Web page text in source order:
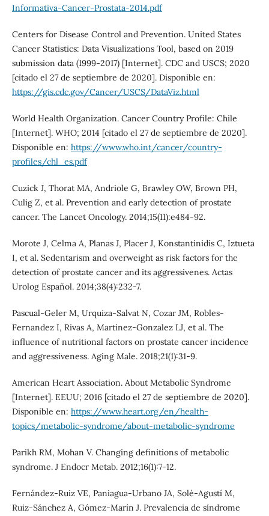
Informativa-Cancer-Prostata-2014.pdf
Centers for Disease Control and Prevention. United States
Cancer Statistics: Data Visualizations Tool, based on 2019
submission data (1999-2017) [Internet]. CDC and USCS; 2020
[citado el 27 de septiembre de 2020]. Disponible en:
https://gis.cdc.gov/Cancer/USCS/DataViz.html
World Health Organization. Cancer Country Profile: Chile
[Internet]. WHO; 2014 [citado el 27 de septiembre de 2020].
Disponible en: https://www.who.int/cancer/country-
profiles/chl_es.pdf
Cuzick J, Thorat MA, Andriole G, Brawley OW, Brown PH,
Culig Z, et al. Prevention and early detection of prostate
cancer. The Lancet Oncology. 2014;15(11):e484-92.
Morote J, Celma A, Planas J, Placer J, Konstantinidis C, Iztueta
I, et al. Sedentarism and overweight as risk factors for the
detection of prostate cancer and its aggressivenes. Actas
Urolog Español. 2014;38(4):232-7.
Pascual-Geler M, Urquiza-Salvat N, Cozar JM, Robles-
Fernandez I, Rivas A, Martinez-Gonzalez LJ, et al. The
influence of nutritional factors on prostate cancer incidence
and aggressiveness. Aging Male. 2018;21(1):31-9.
American Heart Association. About Metabolic Syndrome
[Internet]. EEUU; 2016 [citado el 27 de septiembre de 2020].
Disponible en: https://www.heart.org/en/health-
topics/metabolic-syndrome/about-metabolic-syndrome
Parikh RM, Mohan V. Changing definitions of metabolic
syndrome. J Endocr Metab. 2012;16(1):7-12.
Fernández-Ruiz VE, Paniagua-Urbano JA, Solé-Agustí M,
Ruiz-Sánchez A, Gómez-Marín J. Prevalencia de síndrome